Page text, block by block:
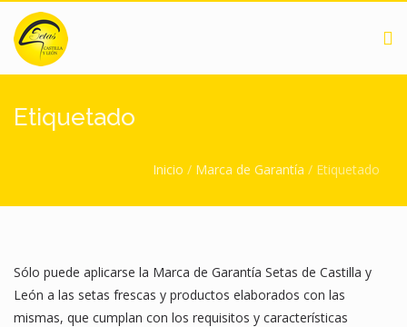
Pasar al contenido principal
Etiquetado
Usted está aquí
Inicio / Marca de Garantía / Etiquetado
Sólo puede aplicarse la Marca de Garantía Setas de Castilla y
León a las setas frescas y productos elaborados con las
mismas, que cumplan con los requisitos y características